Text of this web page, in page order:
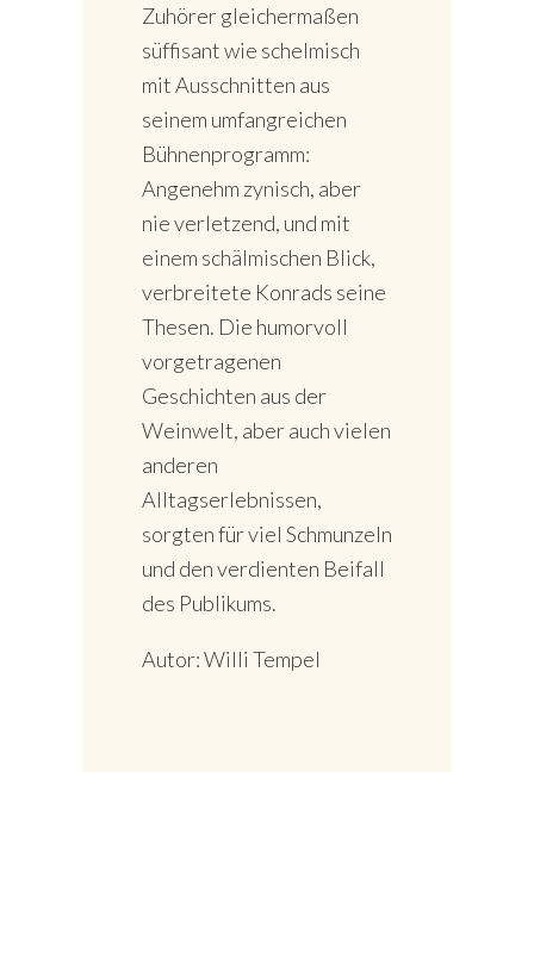
Zuhörer gleichermaßen
süffisant wie schelmisch
mit Ausschnitten aus
seinem umfangreichen
Bühnenprogramm:
Angenehm zynisch, aber
nie verletzend, und mit
einem schälmischen Blick,
verbreitete Konrads seine
Thesen. Die humorvoll
vorgetragenen
Geschichten aus der
Weinwelt, aber auch vielen
anderen
Alltagserlebnissen,
sorgten für viel Schmunzeln
und den verdienten Beifall
des Publikums.
Autor: Willi Tempel